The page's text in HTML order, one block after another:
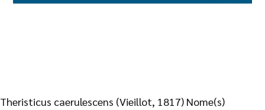
Theristicus caerulescens (Vieillot, 1817) Nome(s)